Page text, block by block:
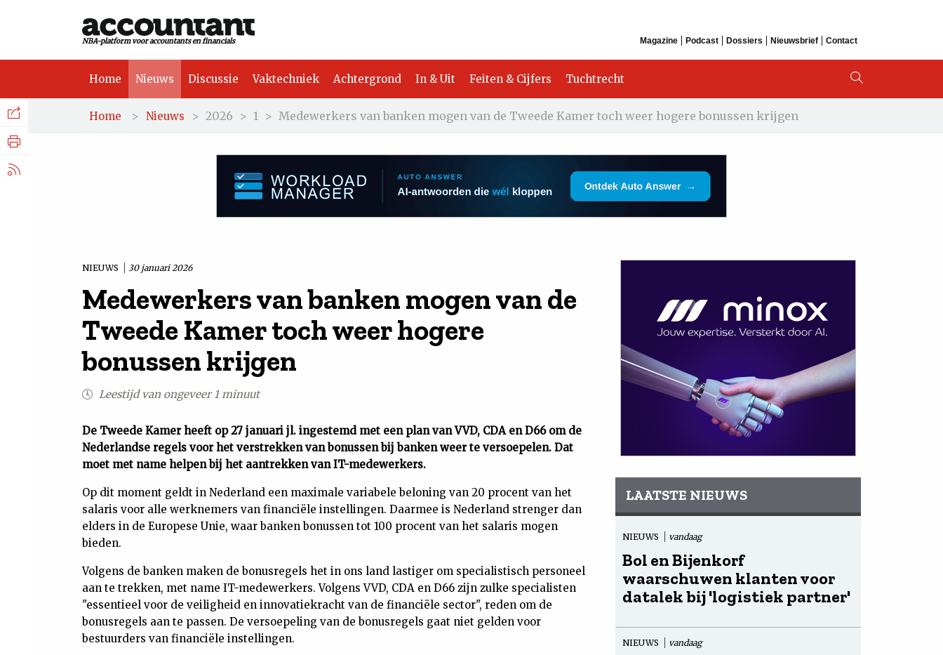
NBA-platform voor accountants en financials Magazine Podcast Dossiers Nieuwsbrief Contact
Home Nieuws Discussie Vaktechniek Achtergrond In & Uit Feiten & Cijfers Tuchtrecht
Home > Nieuws > 2026 > 1 > Medewerkers van banken mogen van de Tweede Kamer toch weer hogere bonussen krijgen
NIEUWS 30 januari 2026
Medewerkers van banken mogen van de
Tweede Kamer toch weer hogere
bonussen krijgen
Leestijd van ongeveer 1 minuut
De Tweede Kamer heeft op 27 januari jl. ingestemd met een plan van VVD, CDA en D66 om de
Nederlandse regels voor het verstrekken van bonussen bij banken weer te versoepelen. Dat
moet met name helpen bij het aantrekken van IT-medewerkers.
Op dit moment geldt in Nederland een maximale variabele beloning van 20 procent van het
salaris voor alle werknemers van financiële instellingen. Daarmee is Nederland strenger dan
elders in de Europese Unie, waar banken bonussen tot 100 procent van het salaris mogen
bieden.
Volgens de banken maken de bonusregels het in ons land lastiger om specialistisch personeel
aan te trekken, met name IT-medewerkers. Volgens VVD, CDA en D66 zijn zulke specialisten
"essentieel voor de veiligheid en innovatiekracht van de financiële sector", reden om de
bonusregels aan te passen. De versoepeling van de bonusregels gaat niet gelden voor
bestuurders van financiële instellingen.
LAATSTE NIEUWS
NIEUWS vandaag
Bol en Bijenkorf
waarschuwen klanten voor
datalek bij 'logistiek partner'
NIEUWS vandaag
Facebook
Nieuws